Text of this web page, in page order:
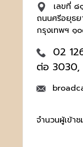
เลขที่
ถนนศรีอยุธ
กรุงเทพฯ ๑
02
ต่อ 3030,
จำนวนผู้เข้า